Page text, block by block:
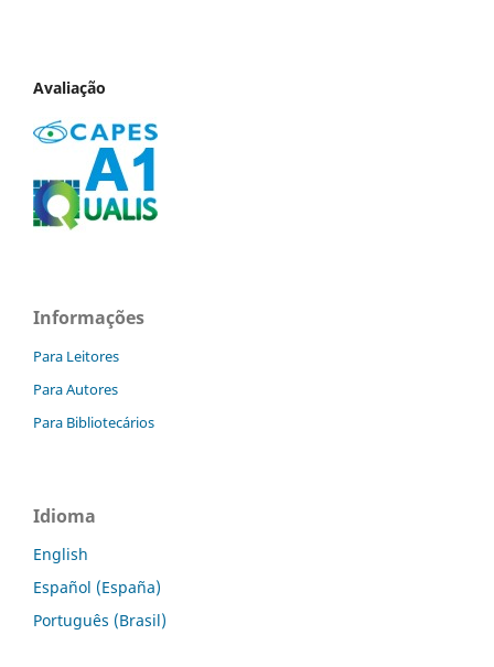
Avaliação
Informações
Para Leitores
Para Autores
Para Bibliotecários
Idioma
English
Español (España)
Português (Brasil)